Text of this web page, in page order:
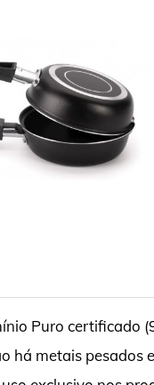
Puro certificado
há metais pesados